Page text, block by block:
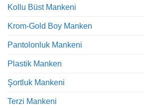
Kollu Büst Mankeni
Krom-Gold Boy Manken
Pantolonluk Mankeni
Plastik Manken
Şortluk Mankeni
Terzi Mankeni